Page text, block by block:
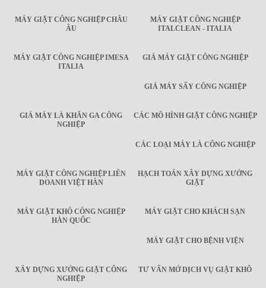
MÁY GIẶT CÔNG NGHIỆP CHÂU
ÂU
MÁY GIẶT CÔNG NGHIỆP
ITALCLEAN - ITALIA
MÁY GIẶT CÔNG NGHIỆP IMESA
ITALIA
GIÁ MÁY GIẶT CÔNG NGHIỆP
GIÁ MÁY SẤY CÔNG NGHIỆP
GIÁ MÁY LÀ KHĂN GA CÔNG
NGHIỆP
CÁC MÔ HÌNH GIẶT CÔNG NGHIỆP
CÁC LOẠI MÁY LÀ CÔNG NGHIỆP
MÁY GIẶT CÔNG NGHIỆP LIÊN
DOANH VIỆT HÀN
HẠCH TOÁN XÂY DỰNG XƯỞNG
GIẶT
MÁY GIẶT KHÔ CÔNG NGHIỆP
HÀN QUỐC
MÁY GIẶT CHO KHÁCH SẠN
MÁY GIẶT CHO BỆNH VIỆN
XÂY DỰNG XƯỞNG GIẶT CÔNG
NGHIỆP
TƯ VẤN MỞ DỊCH VỤ GIẶT KHÔ